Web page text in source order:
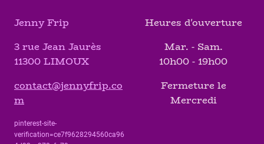
Jenny Frip
3 rue Jean Jaurès
11300 LIMOUX
contact@jennyfrip.co
m
pinterest-site-
verification=ce7f9628294560ca96
Heures d'ouverture
Mar. - Sam.
10h00 - 19h00
Fermeture le
Mercredi